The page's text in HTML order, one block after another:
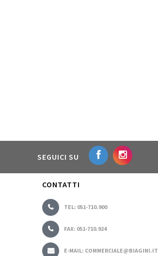
SEGUICI SU
CONTATTI
TEL: 051-710.900
FAX: 051-710.924
E-MAIL: COMMERCIALE@BIAGINI.IT